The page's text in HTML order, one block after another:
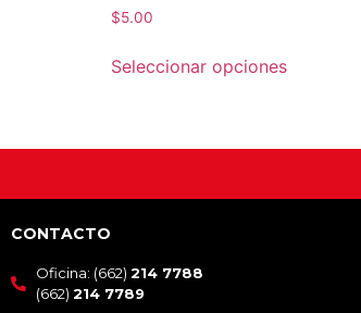
$5.00
Seleccionar opciones
CONTACTO
Oficina: (662) 214 7788
(662) 214 7789